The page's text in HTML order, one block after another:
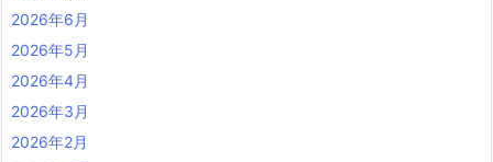
2026年6月
2026年5月
2026年4月
2026年3月
2026年2月